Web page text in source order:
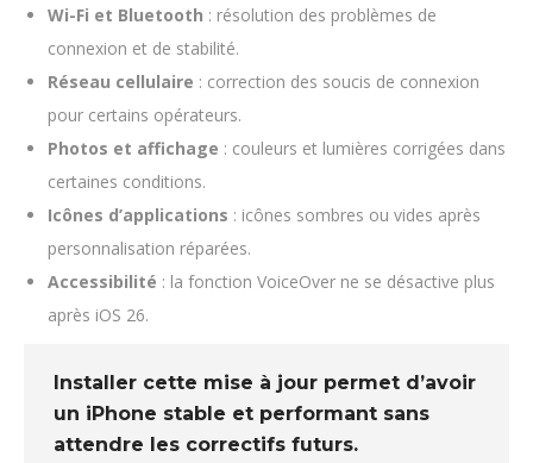
Wi-Fi et Bluetooth : résolution des problèmes de
connexion et de stabilité.
Réseau cellulaire : correction des soucis de connexion
pour certains opérateurs.
Photos et affichage : couleurs et lumières corrigées dans
certaines conditions.
Icônes d’applications : icônes sombres ou vides après
personnalisation réparées.
Accessibilité : la fonction VoiceOver ne se désactive plus
après iOS 26.
Installer cette mise à jour permet d’avoir
un iPhone stable et performant sans
attendre les correctifs futurs.